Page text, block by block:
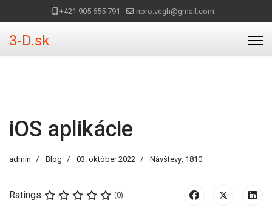
+421 905 655 791 noro.vegh@gmail.com
3-D.sk
iOS aplikácie
admin Blog 03. október 2022 Návštevy: 1810
Ratings (0)